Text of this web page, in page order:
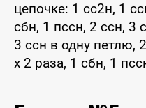
цепочке: 1 сс2н, 1
сбн, 1 пссн, 2 ссн, 3
3 ссн в одну петлю,
х 2 раза, 1 сбн, 1